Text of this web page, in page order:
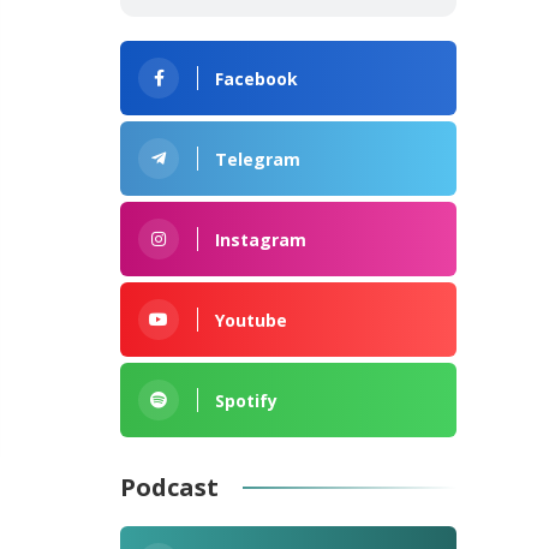
Facebook
Telegram
Instagram
Youtube
Spotify
Podcast